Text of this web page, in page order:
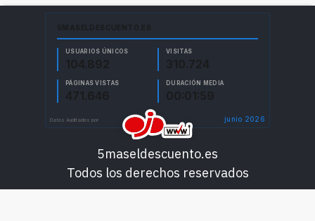
5maseldescuento.es
Todos los derechos reservados